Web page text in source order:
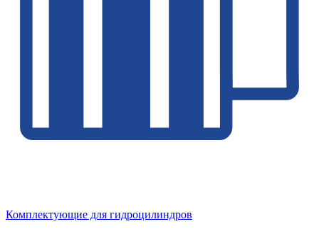
Комплектующие для гидроцилиндров